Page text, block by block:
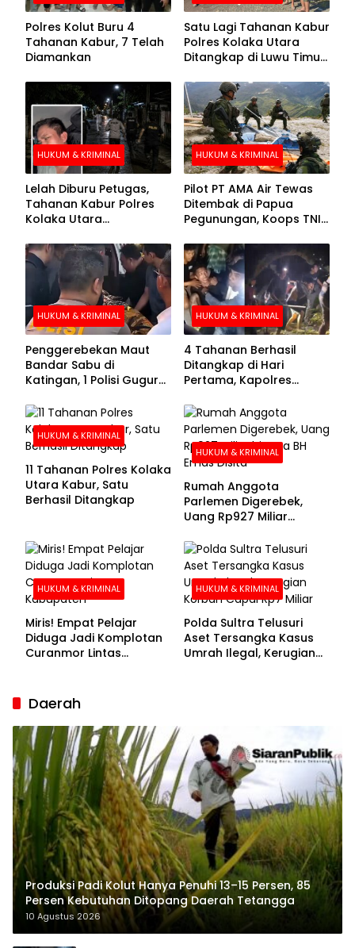
Polres Kolut Buru 4
Tahanan Kabur, 7 Telah
Diamankan
Satu Lagi Tahanan Kabur
Polres Kolaka Utara
Ditangkap di Luwu Timur,
HUKUM & KRIMINAL
Lelah Diburu Petugas,
Tahanan Kabur Polres
Kolaka Utara
HUKUM & KRIMINAL
Pilot PT AMA Air Tewas
Ditembak di Papua
Pegunungan, Koops TNI
Evakuasi Jenazah
Korban
HUKUM & KRIMINAL
Penggerebekan Maut
Bandar Sabu di
Katingan, 1 Polisi Gugur
HUKUM & KRIMINAL
4 Tahanan Berhasil
Ditangkap di Hari
Pertama, Kapolres
Buronan Segera
Menyerahkan Diri
HUKUM & KRIMINAL
11 Tahanan Polres Kolaka
Utara Kabur, Satu
Berhasil Ditangkap
HUKUM & KRIMINAL
Rumah Anggota
Parlemen Digerebek,
Uang Rp927 Miliar
HUKUM & KRIMINAL
Miris! Empat Pelajar
Diduga Jadi Komplotan
Curanmor Lintas
HUKUM & KRIMINAL
Polda Sultra Telusuri
Aset Tersangka Kasus
Umrah Ilegal, Kerugian
Daerah
Produksi Padi Kolut Hanya Penuhi 13–15 Persen, 85
Persen Kebutuhan Ditopang Daerah Tetangga
10 Agustus 2026